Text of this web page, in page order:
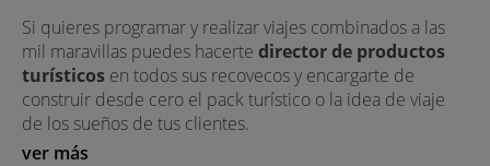
Si quieres programar y realizar viajes combinados a las
mil maravillas puedes hacerte director de productos
turísticos en todos sus recovecos y encargarte de
construir desde cero el pack turístico o la idea de viaje
de los sueños de tus clientes.
ver más